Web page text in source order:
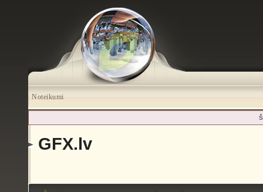
Noteikumi
GFX.lv